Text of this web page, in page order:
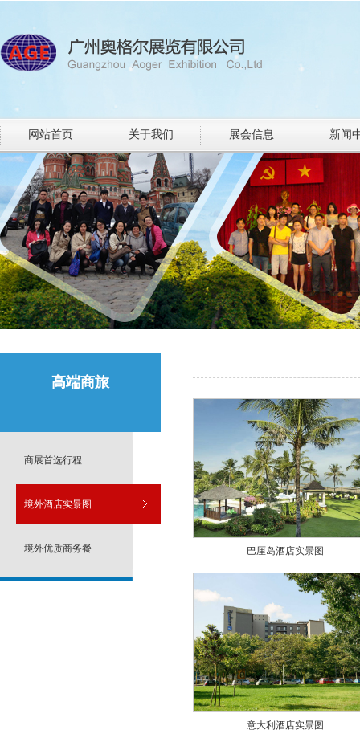
网站首页 关于我们 展会信息 新闻
高端商旅
商展首选行程
境外酒店实景图
境外优质商务餐 巴厘岛酒店实景图
意大利酒店实景图